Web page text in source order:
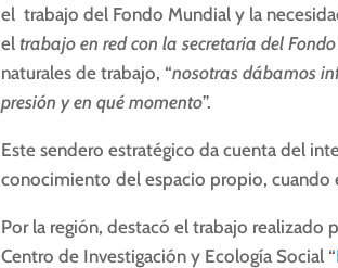
el trabajo del Fondo Mundial y la
eltrabajo en red con la secretaria del
naturales de trabajo, “nosotras dábamos
presión y en qué momento”.
Este sendero estratégico da cuenta del
conocimiento del espacio propio, cuando
Por la región, destacó el trabajo realizado
Centro de Investigación y Ecología Social “